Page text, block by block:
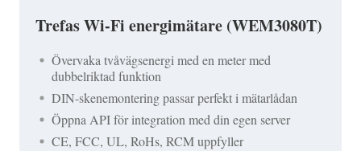
Trefas Wi-Fi energimätare (WEM3080T)
Övervaka tvåvägsenergi med en meter med
dubbelriktad funktion
DIN-skenemontering passar perfekt i mätarlådan
Öppna API för integration med din egen server
CE, FCC, UL, RoHs, RCM uppfyller